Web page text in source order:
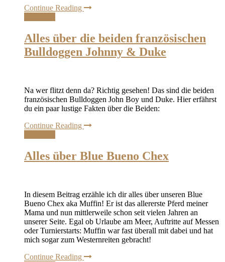
Continue Reading
Alles über die beiden französischen
Bulldoggen Johnny & Duke
Na wer flitzt denn da? Richtig gesehen! Das sind die beiden
französischen Bulldoggen John Boy und Duke. Hier erfährst
du ein paar lustige Fakten über die Beiden:
Continue Reading
Alles über Blue Bueno Chex
In diesem Beitrag erzähle ich dir alles über unseren Blue
Bueno Chex aka Muffin! Er ist das allererste Pferd meiner
Mama und nun mittlerweile schon seit vielen Jahren an
unserer Seite. Egal ob Urlaube am Meer, Auftritte auf Messen
oder Turnierstarts: Muffin war fast überall mit dabei und hat
mich sogar zum Westernreiten gebracht!
Continue Reading